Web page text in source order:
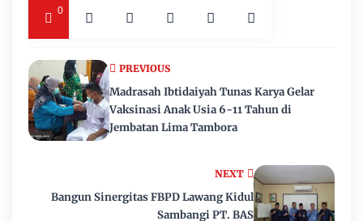
0
NEXT
Bangun Sinergitas FBPD Lawang Kidul
Sambangi PT. BAS
PREVIOUS
Madrasah Ibtidaiyah Tunas Karya Gelar
Vaksinasi Anak Usia 6-11 Tahun di
Jembatan Lima Tambora